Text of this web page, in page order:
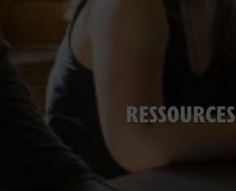
RESSOURCES